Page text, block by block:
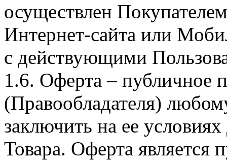
осуществлен
Интернет-сайта или
с действующими
1.6. Оферта – публичное
(Правообладателя)
заключить на ее
Товара. Оферта является